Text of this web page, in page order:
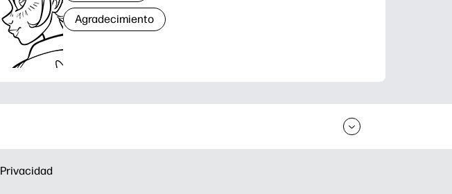
Agradecimiento
Privacidad